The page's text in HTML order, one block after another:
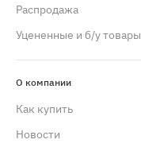
Распродажа
Уцененные и б/у товары
О компании
Как купить
Новости